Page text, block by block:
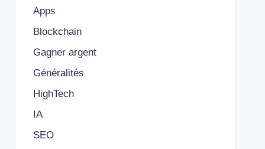
Apps
Blockchain
Gagner argent
Généralités
HighTech
IA
SEO